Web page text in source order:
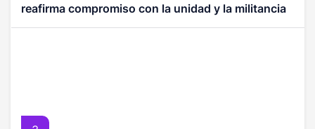
reafirma compromiso con la unidad y la militancia